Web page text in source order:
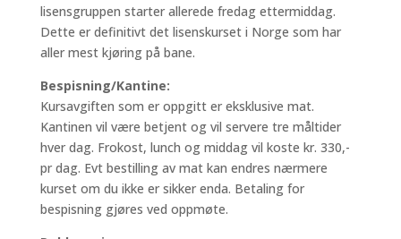
lisensgruppen starter allerede fredag ettermiddag.
Dette er definitivt det lisenskurset i Norge som har
aller mest kjøring på bane.
Bespisning/Kantine:
Kursavgiften som er oppgitt er eksklusive mat.
Kantinen vil være betjent og vil servere tre måltider
hver dag. Frokost, lunch og middag vil koste kr. 330,-
pr dag. Evt bestilling av mat kan endres nærmere
kurset om du ikke er sikker enda. Betaling for
bespisning gjøres ved oppmøte.